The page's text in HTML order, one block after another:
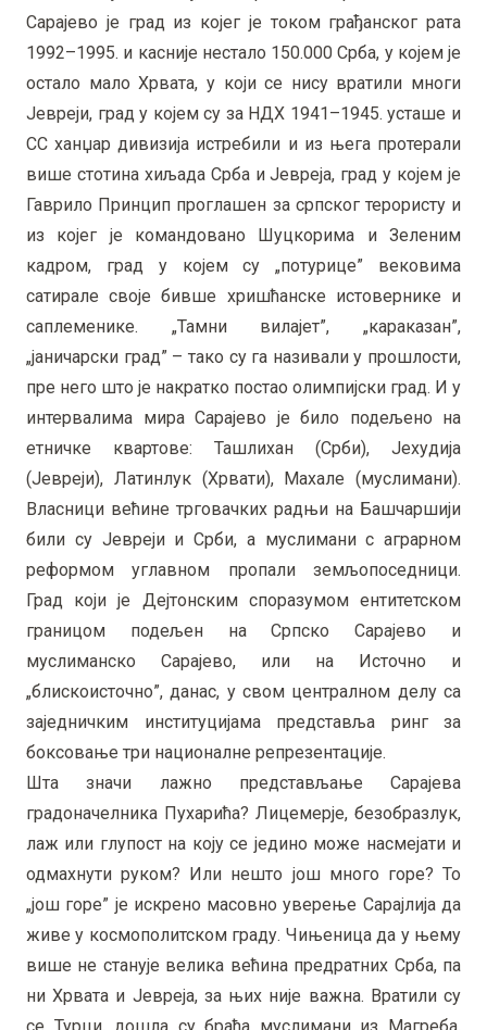
Сарајево је град из којег је током грађанског рата
1992–1995. и касније нестало 150.000 Срба, у којем је
остало мало Хрвата, у који се нису вратили многи
Јевреји, град у којем су за НДХ 1941–1945. усташе и
СС ханџар дивизија истребили и из њега протерали
више стотина хиљада Срба и Јевреја, град у којем је
Гаврило Принцип проглашен за српског терористу и
из којег је командовано Шуцкорима и Зеленим
кадром, град у којем су „потурице” вековима
сатирале своје бивше хришћанске истовернике и
саплеменике. „Тамни вилајет”, „караказан”,
„јаничарски град” – тако су га називали у прошлости,
пре него што је накратко постао олимпијски град. И у
интервалима мира Сарајево је било подељено на
етничке квартове: Ташлихан (Срби), Јехудија
(Јевреји), Латинлук (Хрвати), Махале (муслимани).
Власници већине трговачких радњи на Башчаршији
били су Јевреји и Срби, а муслимани с аграрном
реформом углавном пропали земљопоседници.
Град који је Дејтонским споразумом ентитетском
границом подељен на Српско Сарајево и
муслиманско Сарајево, или на Источно и
„блискоисточно”, данас, у свом централном делу са
заједничким институцијама представља ринг за
боксовање три националне репрезентације.
Шта значи лажно представљање Сарајева
градоначелника Пухарића? Лицемерје, безобразлук,
лаж или глупост на коју се једино може насмејати и
одмахнути руком? Или нешто још много горе? То
„још горе” је искрено масовно уверење Сарајлија да
живе у космополитском граду. Чињеница да у њему
више не станује велика већина предратних Срба, па
ни Хрвата и Јевреја, за њих није важна. Вратили су